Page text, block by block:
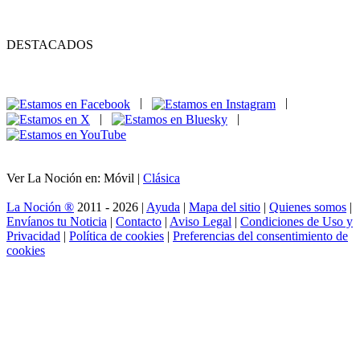
DESTACADOS
|
|
Ver La Noción en: Móvil | Clásica
La Noción ® 2011 - 2026 | Ayuda | Mapa del sitio | Quienes somos |
Envíanos tu Noticia | Contacto | Aviso Legal | Condiciones de Uso y
Privacidad | Política de cookies | Preferencias del consentimiento de
cookies